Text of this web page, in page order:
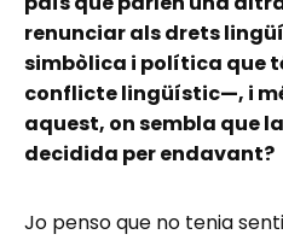
renunciar als drets
simbòlica i política que
conflicte lingüístic—, i
aquest, on sembla que
decidida per endavant?
Jo penso que no tenia